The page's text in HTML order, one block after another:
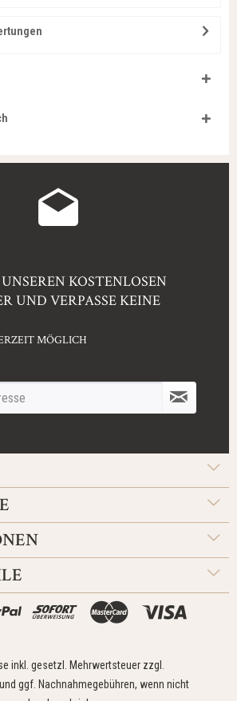
KOSTENLOSEN
UND VERPASSE KEINE
MÖGLICH
inkl. gesetzl. Mehrwertsteuer zzgl.
und ggf. Nachnahmegebühren, wenn nicht